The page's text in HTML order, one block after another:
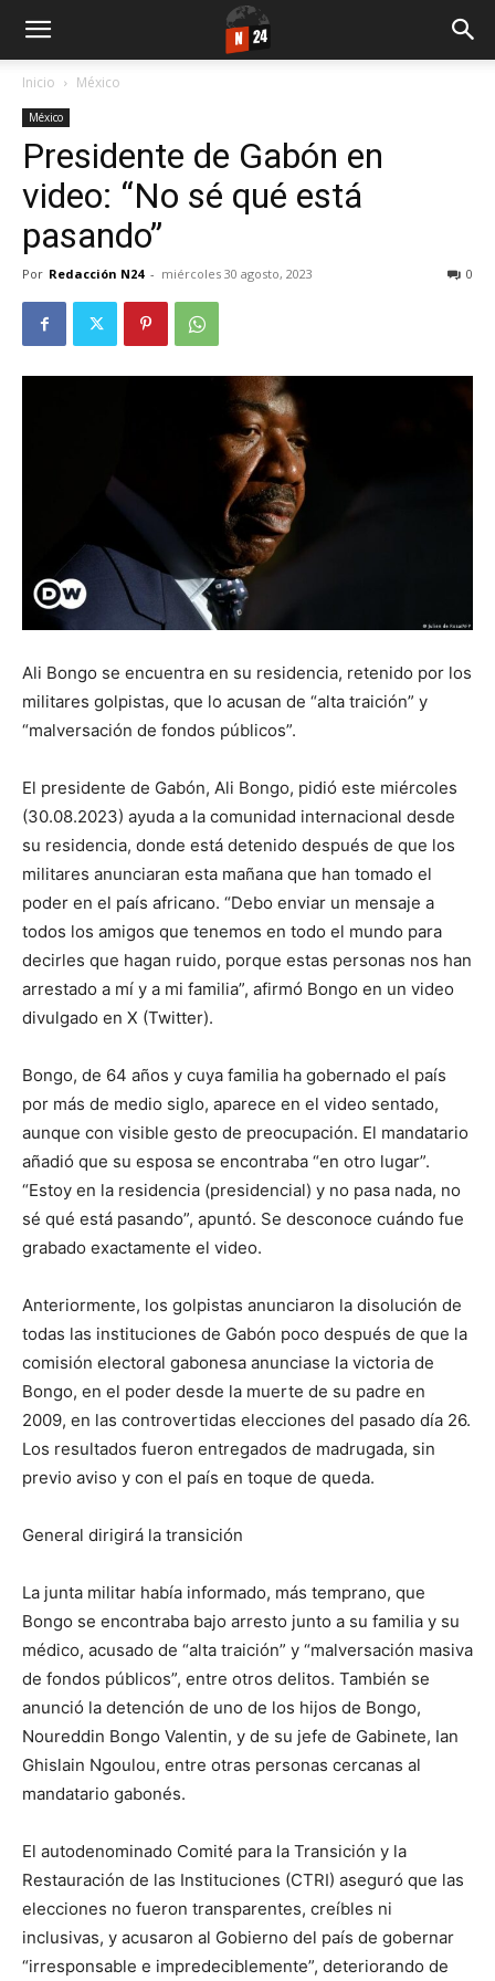
Inicio México
México
Presidente de Gabón en
video: “No sé qué está
pasando”
Por Redacción N24 - miércoles 30 agosto, 2023 0
Ali Bongo se encuentra en su residencia, retenido por los
militares golpistas, que lo acusan de “alta traición” y
“malversación de fondos públicos”.
El presidente de Gabón, Ali Bongo, pidió este miércoles
(30.08.2023) ayuda a la comunidad internacional desde
su residencia, donde está detenido después de que los
militares anunciaran esta mañana que han tomado el
poder en el país africano. “Debo enviar un mensaje a
todos los amigos que tenemos en todo el mundo para
decirles que hagan ruido, porque estas personas nos han
arrestado a mí y a mi familia”, afirmó Bongo en un video
divulgado en X (Twitter).
Bongo, de 64 años y cuya familia ha gobernado el país
por más de medio siglo, aparece en el video sentado,
aunque con visible gesto de preocupación. El mandatario
añadió que su esposa se encontraba “en otro lugar”.
“Estoy en la residencia (presidencial) y no pasa nada, no
sé qué está pasando”, apuntó. Se desconoce cuándo fue
grabado exactamente el video.
Anteriormente, los golpistas anunciaron la disolución de
todas las instituciones de Gabón poco después de que la
comisión electoral gabonesa anunciase la victoria de
Bongo, en el poder desde la muerte de su padre en
2009, en las controvertidas elecciones del pasado día 26.
Los resultados fueron entregados de madrugada, sin
previo aviso y con el país en toque de queda.
General dirigirá la transición
La junta militar había informado, más temprano, que
Bongo se encontraba bajo arresto junto a su familia y su
médico, acusado de “alta traición” y “malversación masiva
de fondos públicos”, entre otros delitos. También se
anunció la detención de uno de los hijos de Bongo,
Noureddin Bongo Valentin, y de su jefe de Gabinete, Ian
Ghislain Ngoulou, entre otras personas cercanas al
mandatario gabonés.
El autodenominado Comité para la Transición y la
Restauración de las Instituciones (CTRI) aseguró que las
elecciones no fueron transparentes, creíbles ni
inclusivas, y acusaron al Gobierno del país de gobernar
“irresponsable e impredeciblemente”, deteriorando de